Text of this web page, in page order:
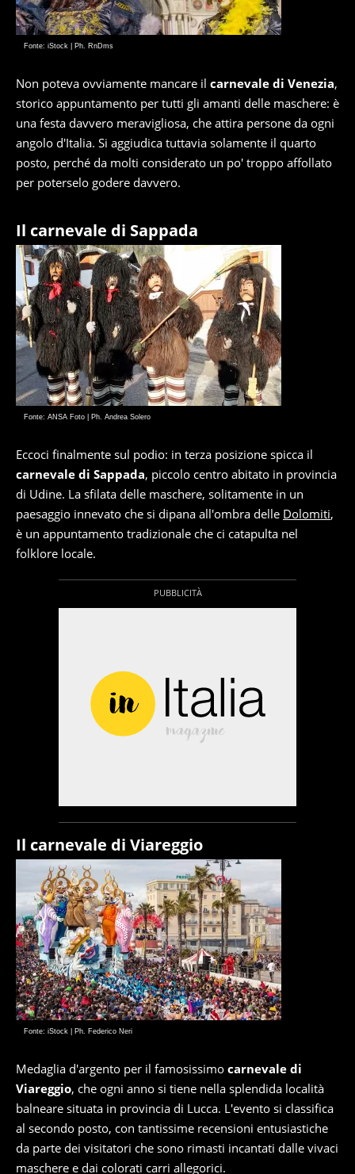
Fonte: iStock | Ph. RnDms
Non poteva ovviamente mancare il carnevale di Venezia,
storico appuntamento per tutti gli amanti delle maschere: è
una festa davvero meravigliosa, che attira persone da ogni
angolo d'Italia. Si aggiudica tuttavia solamente il quarto
posto, perché da molti considerato un po' troppo affollato
per poterselo godere davvero.
Il carnevale di Sappada
Fonte: ANSA Foto | Ph. Andrea Solero
Eccoci finalmente sul podio: in terza posizione spicca il
carnevale di Sappada, piccolo centro abitato in provincia
di Udine. La sfilata delle maschere, solitamente in un
paesaggio innevato che si dipana all'ombra delle Dolomiti,
è un appuntamento tradizionale che ci catapulta nel
folklore locale.
Il carnevale di Viareggio
Fonte: iStock | Ph. Federico Neri
Medaglia d'argento per il famosissimo carnevale di
Viareggio, che ogni anno si tiene nella splendida località
balneare situata in provincia di Lucca. L'evento si classifica
al secondo posto, con tantissime recensioni entusiastiche
da parte dei visitatori che sono rimasti incantati dalle vivaci
maschere e dai colorati carri allegorici.